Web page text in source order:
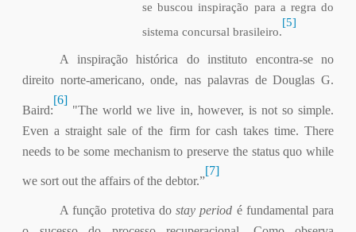
se buscou inspiração para a regra do
sistema concursal brasileiro.
[5]
A inspiração histórica do instituto encontra-se no
direito norte-americano, onde, nas palavras de Douglas G.
Baird:
[6]
"The world we live in, however, is not so simple.
Even a straight sale of the firm for cash takes time. There
needs to be some mechanism to preserve the status quo while
we sort out the affairs of the debtor.”
[7]
A função protetiva dostay period é fundamental para